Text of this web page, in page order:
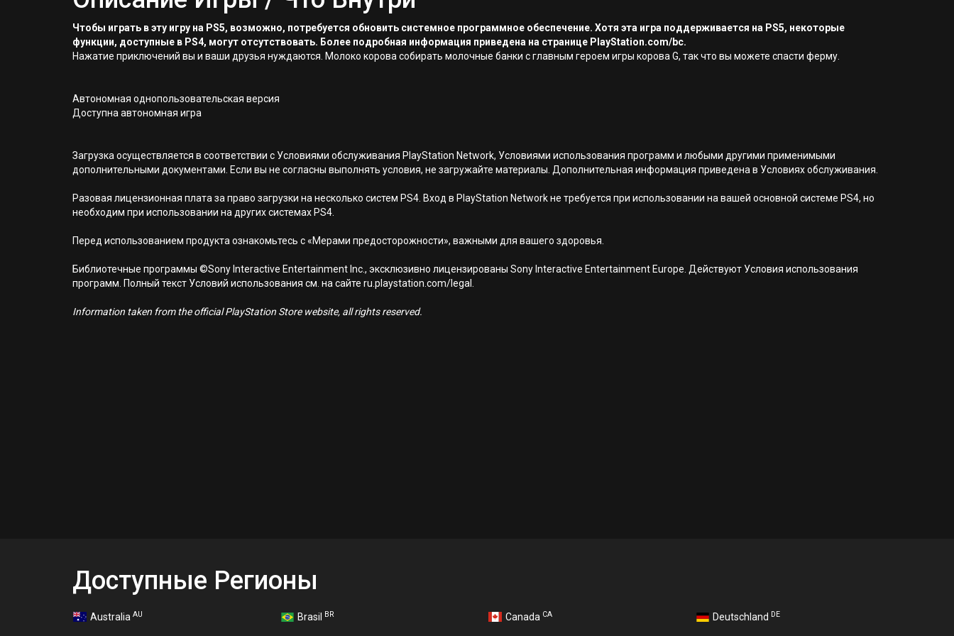
Чтобы играть в эту игру на PS5, возможно, потребуется обновить системное программное обеспечение. Хотя эта игра поддерживается на PS5, некоторые
функции, доступные в PS4, могут отсутствовать. Более подробная информация приведена на странице PlayStation.com/bc.
Нажатие приключений вы и ваши друзья нуждаются. Молоко корова собирать молочные банки с главным героем игры корова G, так что вы можете спасти ферму.
Автономная однопользовательская версия
Доступна автономная игра
Загрузка осуществляется в соответствии с Условиями обслуживания PlayStation Network, Условиями использования программ и любыми другими применимыми
дополнительными документами. Если вы не согласны выполнять условия, не загружайте материалы. Дополнительная информация приведена в Условиях обслуживания.
Разовая лицензионная плата за право загрузки на несколько систем PS4. Вход в PlayStation Network не требуется при использовании на вашей основной системе PS4, но
необходим при использовании на других системах PS4.
Перед использованием продукта ознакомьтесь с «Мерами предосторожности», важными для вашего здоровья.
Библиотечные программы ©Sony Interactive Entertainment Inc., эксклюзивно лицензированы Sony Interactive Entertainment Europe. Действуют Условия использования
программ. Полный текст Условий использования см. на сайте ru.playstation.com/legal.
Information taken from the official PlayStation Store website, all rights reserved.
Доступные Регионы
Australia AU Brasil BR Canada CA Deutschland DE